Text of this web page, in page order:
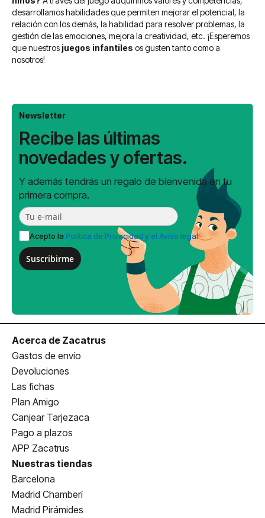
desarrollamos habilidades que permiten mejorar el potencial, la
relación con los demás, la habilidad para resolver problemas, la
gestión de las emociones, mejora la creatividad, etc. ¡Esperemos
que nuestros juegos infantiles os gusten tanto como a
nosotros!
Newsletter
Recibe las últimas
novedades y ofertas.
Y además tendrás un regalo de bienvenida en tu
primera compra.
Acepto la Política de Privacidad y el Aviso legal
Suscribirme
Acerca de Zacatrus
Gastos de envío
Devoluciones
Las fichas
Plan Amigo
Canjear Tarjezaca
Pago a plazos
APP Zacatrus
Nuestras tiendas
Barcelona
Madrid Chamberí
Madrid Pirámides